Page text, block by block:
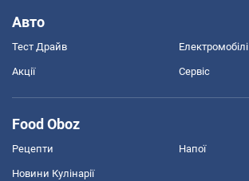
Авто
Тест Драйв Електромобілі
Акції Сервіс
Food Oboz
Рецепти Напої
Новини Кулінарії